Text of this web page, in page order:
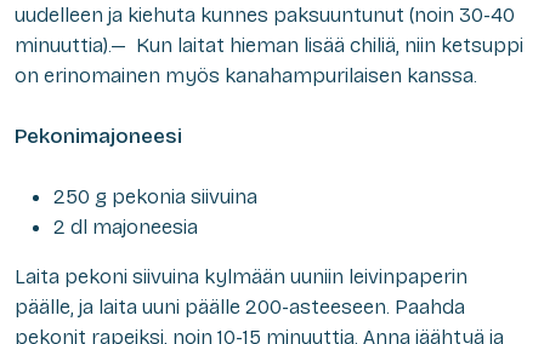
uudelleen ja kiehuta kunnes paksuuntunut (noin 30-40
minuuttia).— Kun laitat hieman lisää chiliä, niin ketsuppi
on erinomainen myös kanahampurilaisen kanssa.
Pekonimajoneesi
250 g pekonia siivuina
2 dl majoneesia
Laita pekoni siivuina kylmään uuniin leivinpaperin
päälle, ja laita uuni päälle 200-asteeseen. Paahda
pekonit rapeiksi, noin 10-15 minuuttia. Anna jäähtyä ja